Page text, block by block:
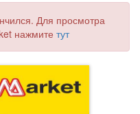
Для просмотра
нажмите тут